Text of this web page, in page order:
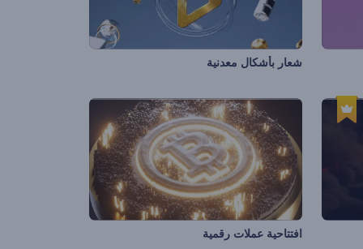
شعار بأشكال معدنية
افتتاحية عملات رقمية